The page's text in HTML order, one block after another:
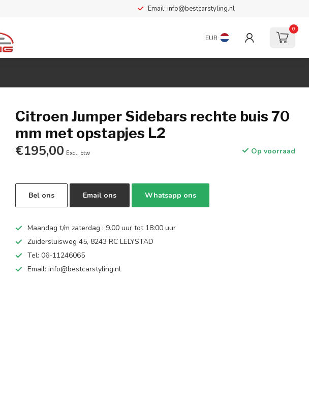
Email: info@bestcarstyling.nl
EUR
0
Citroen Jumper Sidebars rechte buis 70
mm met opstapjes L2
€195,00 Excl. btw Op voorraad
Bel ons Email ons Whatsapp ons
Maandag t/m zaterdag : 9.00 uur tot 18:00 uur
Zuidersluisweg 45, 8243 RC LELYSTAD
Tel: 06-11246065
Email:info@bestcarstyling.nl